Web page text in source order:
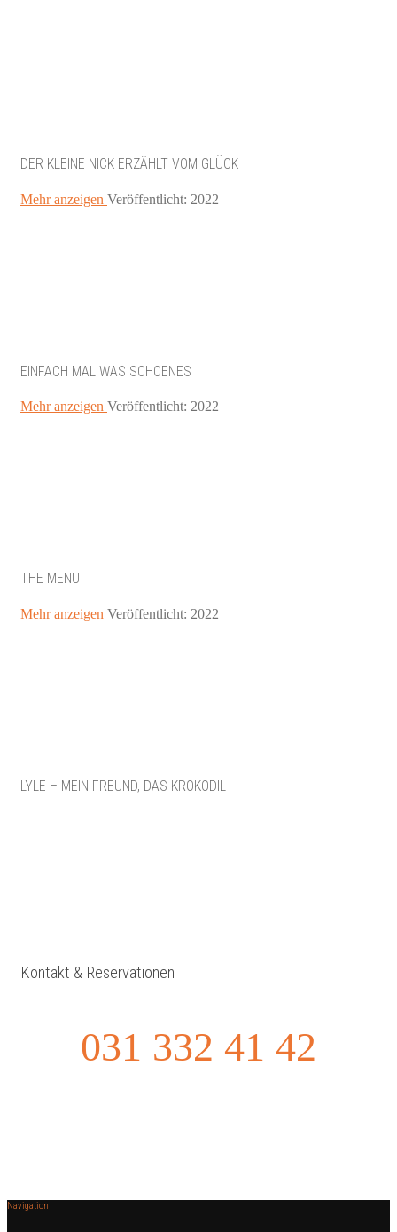
DER KLEINE NICK ERZÄHLT VOM GLÜCK
Mehr anzeigen Veröffentlicht: 2022
EINFACH MAL WAS SCHOENES
Mehr anzeigen Veröffentlicht: 2022
THE MENU
Mehr anzeigen Veröffentlicht: 2022
LYLE – MEIN FREUND, DAS KROKODIL
Kontakt & Reservationen
031 332 41 42
Navigation